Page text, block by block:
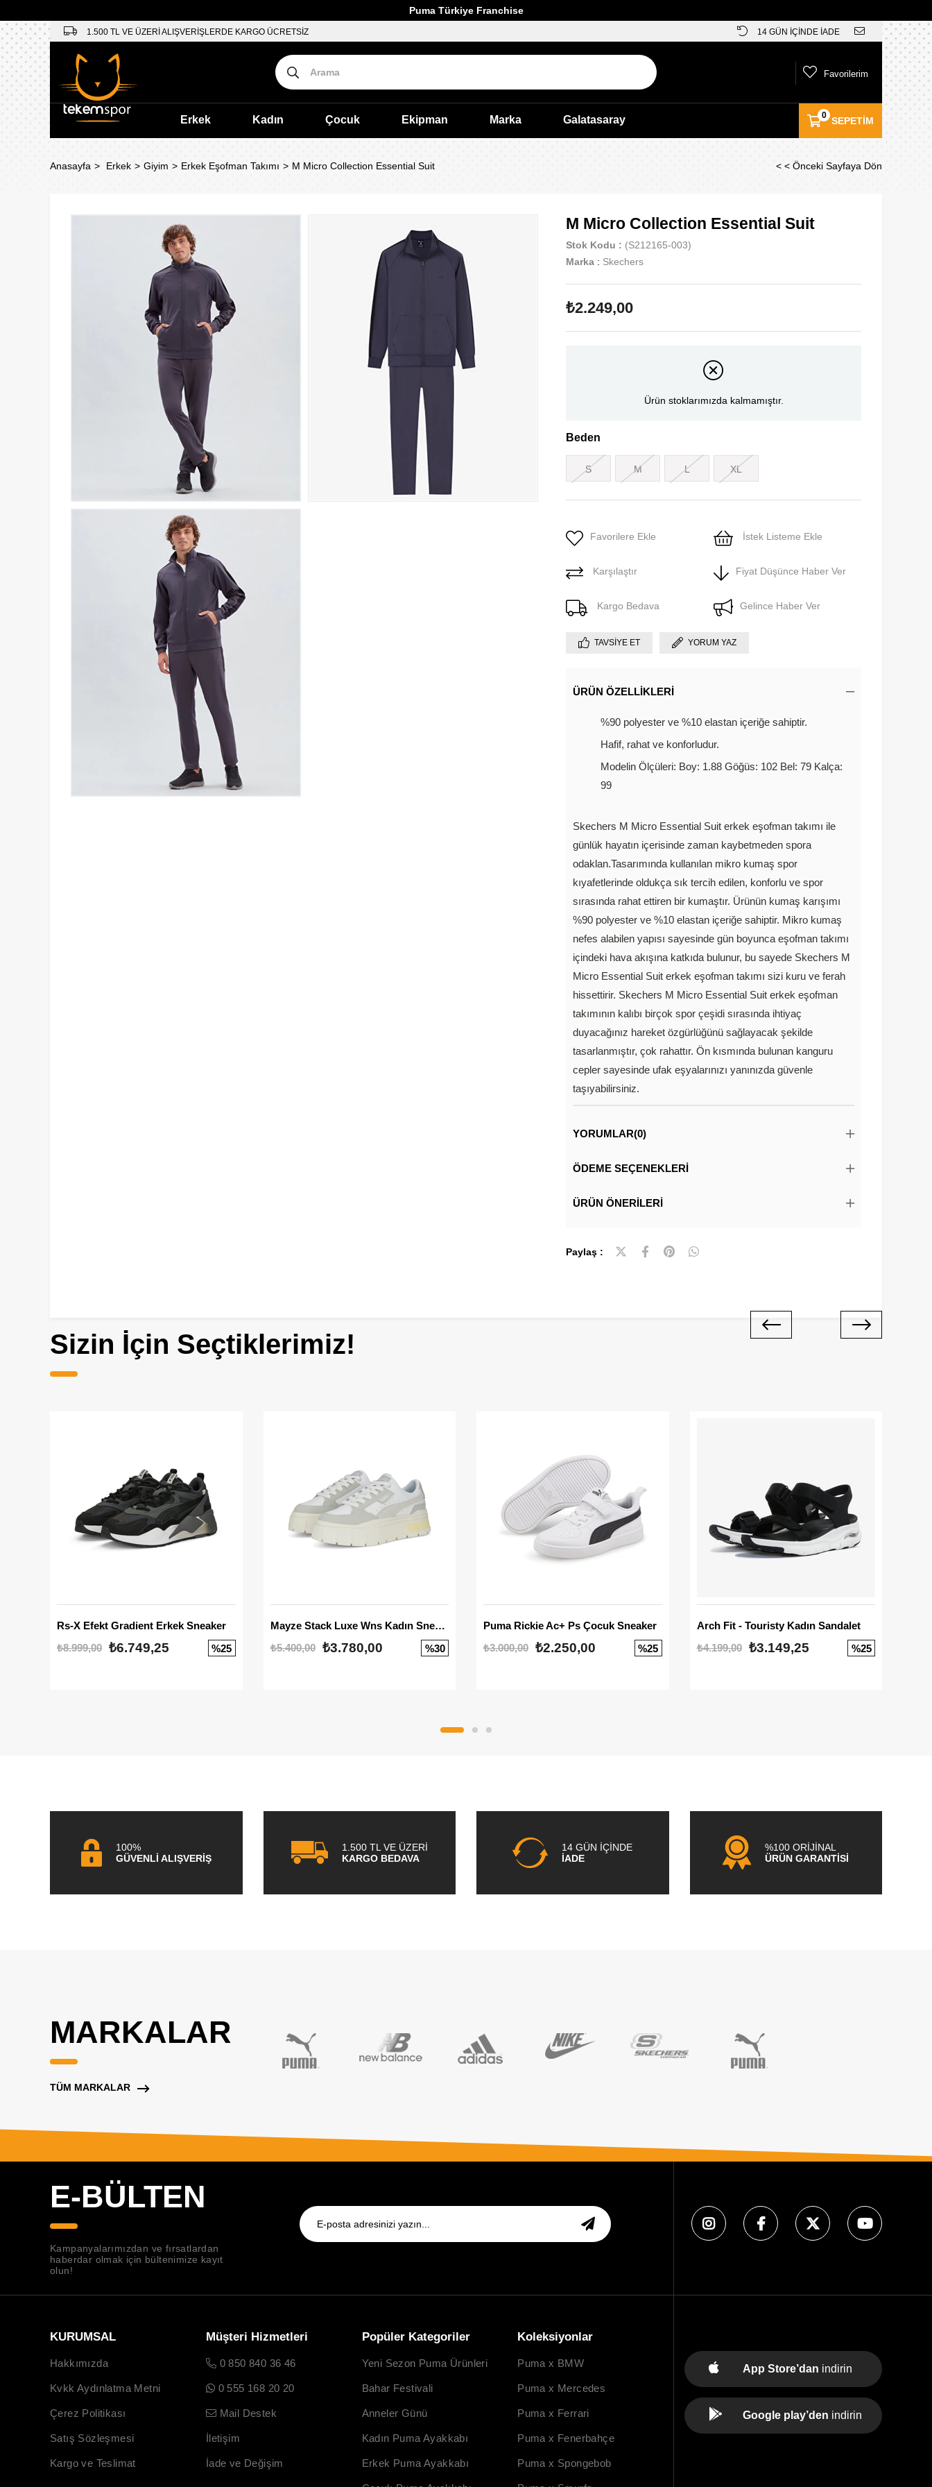
Puma Türkiye Franchise
1.500 TL VE ÜZERİ ALIŞVERİŞLERDE KARGO ÜCRETSİZ 14 GÜN İÇİNDE İADE
SEPETIM
0
Favorilerim
Erkek Kadın Çocuk Ekipman Marka Galatasaray
Anasayfa Erkek Giyim Erkek Eşofman Takımı M Micro Collection Essential Suit < < Önceki Sayfaya Dön
M Micro Collection Essential Suit
Stok Kodu
(S212165-003)
Marka : Skechers
₺2.249,00
Ürün stoklarımızda kalmamıştır.
Beden
S M L XL
Favorilere Ekle İstek Listeme Ekle
Karşılaştır Fiyat Düşünce Haber Ver
Kargo Bedava Gelince Haber Ver
TAVSIYE ET YORUM YAZ
ÜRÜN ÖZELLIKLERI
%90 polyester ve %10 elastan içeriğe sahiptir.
Hafif, rahat ve konforludur.
Modelin Ölçüleri: Boy: 1.88 Göğüs: 102 Bel: 79 Kalça:
99
Skechers M Micro Essential Suit erkek eşofman takımı ile
günlük hayatın içerisinde zaman kaybetmeden spora
odaklan.Tasarımında kullanılan mikro kumaş spor
kıyafetlerinde oldukça sık tercih edilen, konforlu ve spor
sırasında rahat ettiren bir kumaştır. Ürünün kumaş karışımı
%90 polyester ve %10 elastan içeriğe sahiptir. Mikro kumaş
nefes alabilen yapısı sayesinde gün boyunca eşofman takımı
içindeki hava akışına katkıda bulunur, bu sayede Skechers M
Micro Essential Suit erkek eşofman takımı sizi kuru ve ferah
hissettirir. Skechers M Micro Essential Suit erkek eşofman
takımının kalıbı birçok spor çeşidi sırasında ihtiyaç
duyacağınız hareket özgürlüğünü sağlayacak şekilde
tasarlanmıştır, çok rahattır. Ön kısmında bulunan kanguru
cepler sayesinde ufak eşyalarınızı yanınızda güvenle
taşıyabilirsiniz.
YORUMLAR(0)
ÖDEME SEÇENEKLERI
ÜRÜN ÖNERILERI
Paylaş :
Sizin İçin Seçtiklerimiz!
Rs-X Efekt Gradient Erkek Sneaker
₺8.999,00 ₺6.749,25 %25
Mayze Stack Luxe Wns Kadın Sneaker
₺5.400,00
₺3.780,00 %30
Puma Rickie Ac+ Ps Çocuk Sneaker
₺3.000,00 ₺2.250,00 %25
Arch Fit - Touristy Kadın Sandalet
₺4.199,00
₺3.149,25 %25
100%
GÜVENLİ ALIŞVERİŞ
1.500 TL VE ÜZERİ
KARGO BEDAVA
14 GÜN İÇİNDE
İADE
%100 ORİJİNAL
ÜRÜN GARANTİSİ
MARKALAR
TÜM MARKALAR
E-BÜLTEN
Kampanyalarımızdan ve fırsatlardan
haberdar olmak için bültenimize kayıt
olun!
KURUMSAL
Hakkımızda
Kvkk Aydınlatma Metni
Çerez Politikası
Satış Sözleşmesi
Kargo ve Teslimat
Müşteri Hizmetleri
0 850 840 36 46
0 555 168 20 20
Mail Destek
İletişim
İade ve Değişim
Popüler Kategoriler
Yeni Sezon Puma Ürünleri
Bahar Festivali
Anneler Günü
Kadın Puma Ayakkabı
Erkek Puma Ayakkabı
Koleksiyonlar
Puma x BMW
Puma x Mercedes
Puma x Ferrari
Puma x Fenerbahçe
Puma x Spongebob
App Store’dan indirin
Google play’den indirin